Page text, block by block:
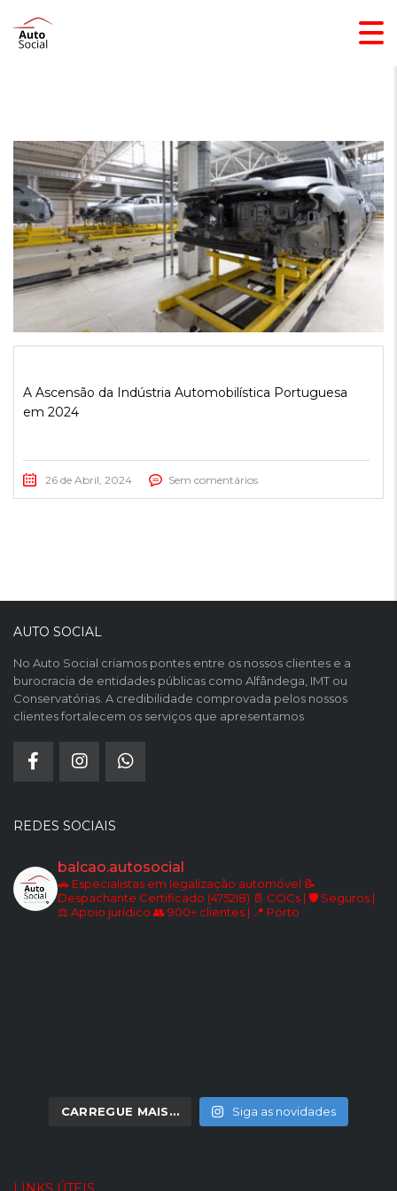
A Ascensão da Indústria Automobilística Portuguesa
em 2024
26 de Abril, 2024 Sem comentários
AUTO SOCIAL
No Auto Social criamos pontes entre os nossos clientes e a
burocracia de entidades públicas como Alfândega, IMT ou
Conservatórias. A credibilidade comprovada pelos nossos
clientes fortalecem os serviços que apresentamos
REDES SOCIAIS
balcao.autosocial
🚗 Especialistas em legalização automóvel 📝
Despachante Certificado (4752I8) 📄 COCs | 🛡️ Seguros |
⚖️ Apoio jurídico 👥 900+ clientes | 📍 Porto
CARREGUE MAIS… Siga as novidades